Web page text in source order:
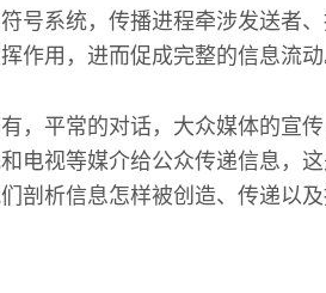
号系统，传播进程牵涉发送者
作用，进而促成完整的信息流动
，平常的对话，大众媒体的宣
电视等媒介给公众传递信息，这
剖析信息怎样被创造、传递以及